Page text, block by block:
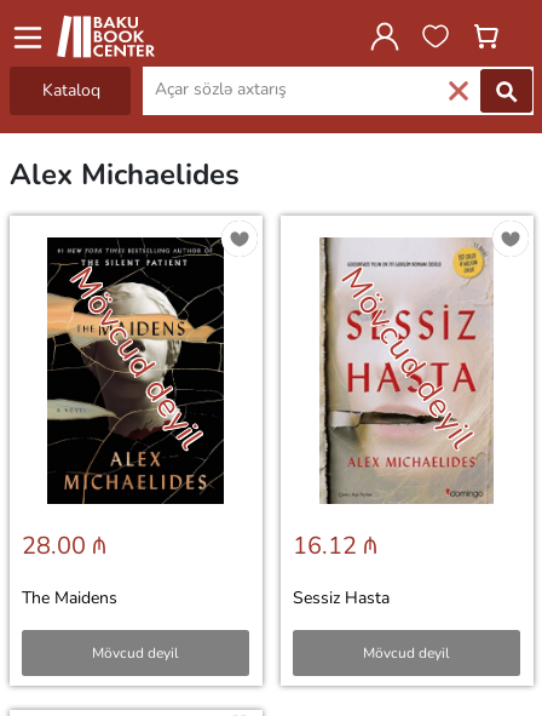
Kataloq
Alex Michaelides
Mövcud deyil
28.00 ₼
The Maidens
Mövcud deyil
Mövcud deyil
16.12 ₼
Sessiz Hasta
Mövcud deyil